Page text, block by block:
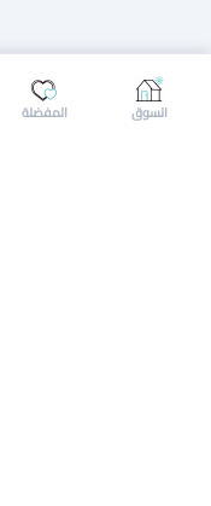
إرسال رسالة
المفضلة السوق